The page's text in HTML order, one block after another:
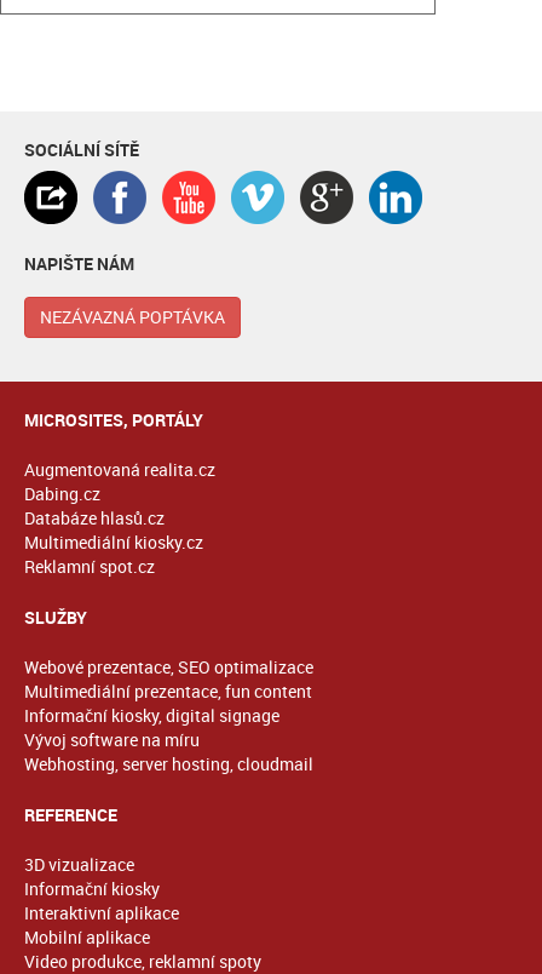
SOCIÁLNÍ SÍTĚ
NAPIŠTE NÁM
NEZÁVAZNÁ POPTÁVKA
MICROSITES, PORTÁLY
Augmentovaná realita.cz
Dabing.cz
Databáze hlasů.cz
Multimediální kiosky.cz
Reklamní spot.cz
SLUŽBY
Webové prezentace, SEO optimalizace
Multimediální prezentace, fun content
Informační kiosky, digital signage
Vývoj software na míru
Webhosting, server hosting, cloudmail
REFERENCE
3D vizualizace
Informační kiosky
Interaktivní aplikace
Mobilní aplikace
Video produkce, reklamní spoty